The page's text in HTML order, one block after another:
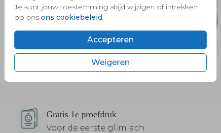
Je kunt jouw toestemming altijd wijzigen of intrekken
op ons ons cookiebeleid.
Accepteren
Weigeren
Gratis 1e proefdruk
Voor de eerste glimlach